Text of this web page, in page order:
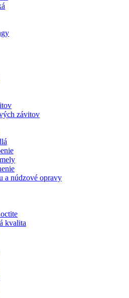
závitov
a núdzové opravy
kvalita